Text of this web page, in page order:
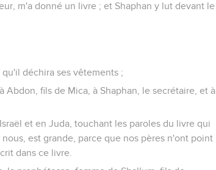
m'a donné un livre ; et Shaphan y lut devant le
déchira ses vêtements ;
Abdon, fils de Mica, à Shaphan, le secrétaire, et à
et en Juda, touchant les paroles du livre qui
est grande, parce que nos pères n'ont point
dans ce livre.